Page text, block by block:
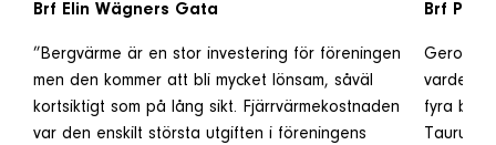
Brf Elin Wägners Gata
”Bergvärme är en stor investering för föreningen
men den kommer att bli mycket lönsam, såväl
kortsiktigt som på lång sikt. Fjärrvärmekostnaden
var den enskilt största utgiften i föreningens
Brf
Gerox
vardera
fyra
Taurus